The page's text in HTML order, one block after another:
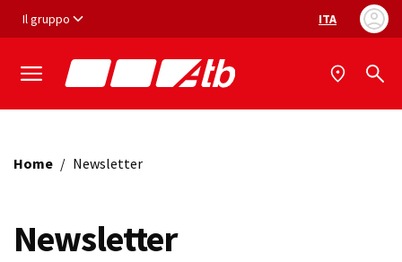
Vai ai contenuti
Vai al footer
Il gruppo Selezione
ITA
Home / Newsletter
Newsletter